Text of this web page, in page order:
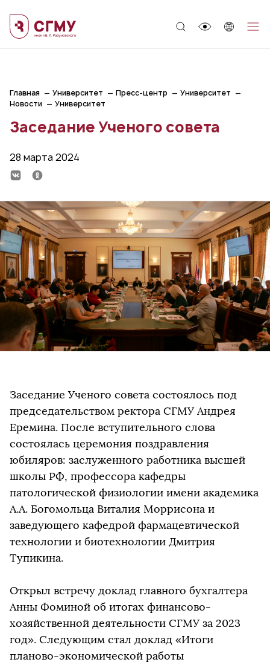
Главная Университет Пресс-центр
Университет
Новости
Университет
Заседание Ученого совета
28 марта 2024
Заседание Ученого совета состоялось под
председательством ректора СГМУ Андрея
Еремина. После вступительного слова
состоялась церемония поздравления
юбиляров: заслуженного работника высшей
школы РФ, профессора кафедры
патологической физиологии имени академика
А.А. Богомольца Виталия Моррисона и
заведующего кафедрой фармацевтической
технологии и биотехнологии Дмитрия
Тупикина.
Открыл встречу доклад главного бухгалтера
Анны Фоминой об итогах финансово-
хозяйственной деятельности СГМУ за 2023
год». Следующим стал доклад «Итоги
планово-экономической работы